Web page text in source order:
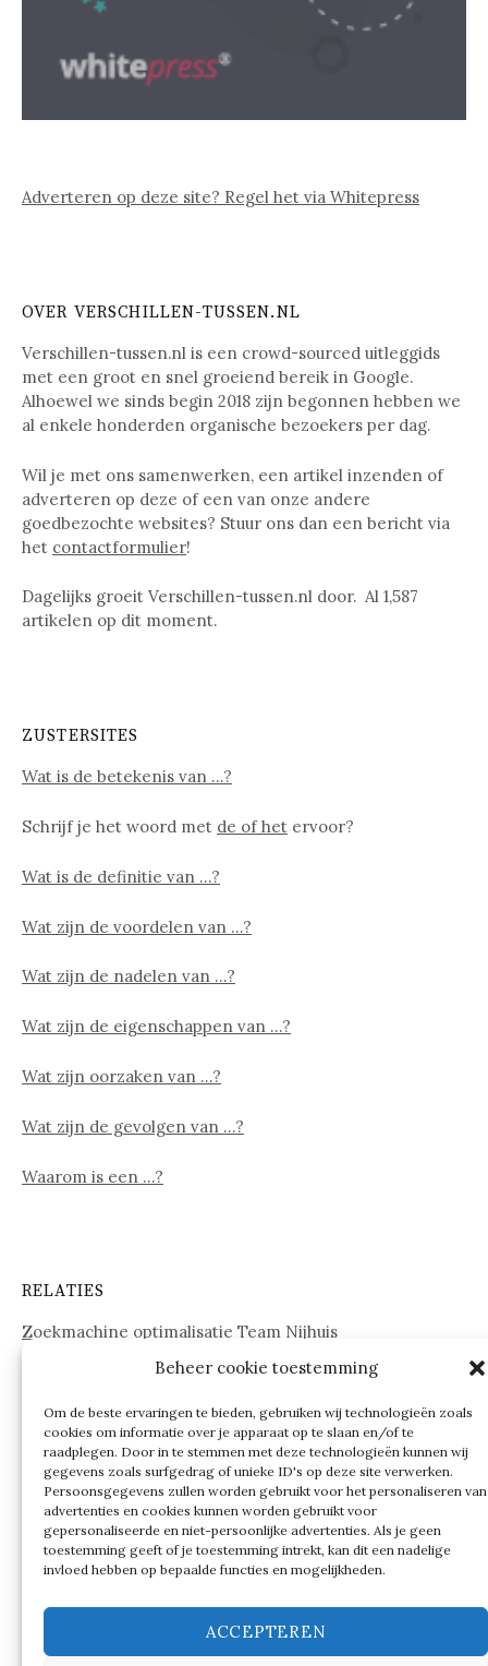
Beheer cookie toestemming
Om de beste ervaringen te bieden, gebruiken wij technologieën zoals
cookies om informatie over je apparaat op te slaan en/of te
raadplegen. Door in te stemmen met deze technologieën kunnen wij
gegevens zoals surfgedrag of unieke ID's op deze site verwerken.
Persoonsgegevens zullen worden gebruikt voor het personaliseren van
advertenties en cookies kunnen worden gebruikt voor
gepersonaliseerde en niet-persoonlijke advertenties. Als je geen
toestemming geeft of je toestemming intrekt, kan dit een nadelige
invloed hebben op bepaalde functies en mogelijkheden.
ACCEPTEREN
Adverteren op deze site? Regel het via Whitepress
OVER VERSCHILLEN-TUSSEN.NL
Verschillen-tussen.nl is een crowd-sourced uitleggids
met een groot en snel groeiend bereik in Google.
Alhoewel we sinds begin 2018 zijn begonnen hebben we
al enkele honderden organische bezoekers per dag.
Wil je met ons samenwerken, een artikel inzenden of
adverteren op deze of een van onze andere
goedbezochte websites? Stuur ons dan een bericht via
het contactformulier!
Dagelijks groeit Verschillen-tussen.nl door. Al 1,587
artikelen op dit moment.
ZUSTERSITES
Wat is de betekenis van …?
Schrijf je het woord met de of het ervoor?
Wat is de definitie van …?
Wat zijn de voordelen van …?
Wat zijn de nadelen van …?
Wat zijn de eigenschappen van …?
Wat zijn oorzaken van …?
Wat zijn de gevolgen van …?
Waarom is een …?
RELATIES
Zoekmachine optimalisatie Team Nijhuis